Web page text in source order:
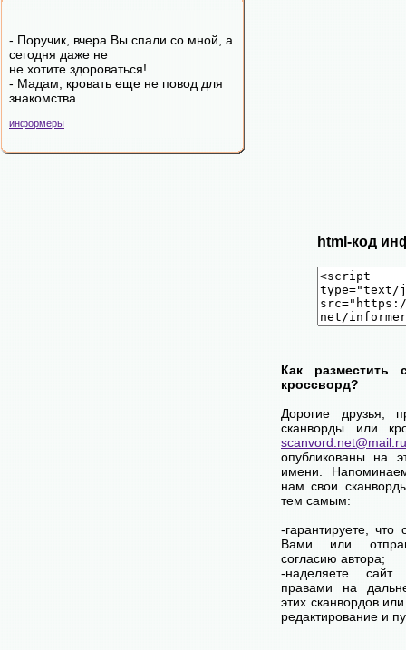
- Поручик, вчера Вы спали со мной, а
сегодня даже не
не хотите здороваться!
- Мадам, кровать еще не повод для
знакомства.
информеры
html-код
Как разместить
кроссворд?
Дорогие друзья,
сканворды или
scanvord.net@mail.ru
опубликованы на
имени.
нам свои
тем самым:
-гарантируете, что
Вами или
согласию автора;
-наделяете
правами на
этих сканвордов
редактирование и